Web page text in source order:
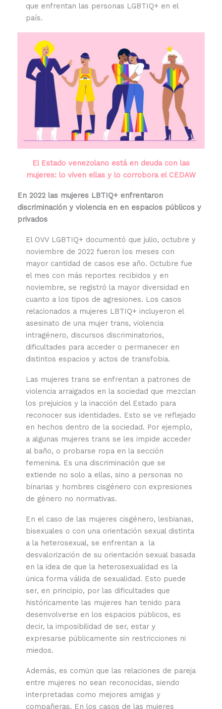
que enfrentan las personas LGBTIQ+ en el
país.
El Estado venezolano está en deuda con las
mujeres: lo viven ellas y lo corrobora el CEDAW
En 2022 las mujeres LBTIQ+ enfrentaron
discriminación y violencia en en espacios públicos y
privados
El OVV LGBTIQ+ documentó que julio, octubre y
noviembre de 2022 fueron los meses con
mayor cantidad de casos ese año. Octubre fue
el mes con más reportes recibidos y en
noviembre, se registró la mayor diversidad en
cuanto a los tipos de agresiones. Los casos
relacionados a mujeres LBTIQ+ incluyeron el
asesinato de una mujer trans, violencia
intragénero, discursos discriminatorios,
dificultades para acceder o permanecer en
distintos espacios y actos de transfobia.
Las mujeres trans se enfrentan a patrones de
violencia arraigados en la sociedad que mezclan
los prejuicios y la inacción del Estado para
reconocer sus identidades. Esto se ve reflejado
en hechos dentro de la sociedad. Por ejemplo,
a algunas mujeres trans se les impide acceder
al baño, o probarse ropa en la sección
femenina. Es una discriminación que se
extiende no solo a ellas, sino a personas no
binarias y hombres cisgénero con expresiones
de género no normativas.
En el caso de las mujeres cisgénero, lesbianas,
bisexuales o con una orientación sexual distinta
a la heterosexual, se enfrentan a la
desvalorización de su orientación sexual basada
en la idea de que la heterosexualidad es la
única forma válida de sexualidad. Esto puede
ser, en principio, por las dificultades que
históricamente las mujeres han tenido para
desenvolverse en los espacios públicos, es
decir, la imposibilidad de ser, estar y
expresarse públicamente sin restricciones ni
miedos.
Además, es común que las relaciones de pareja
entre mujeres no sean reconocidas, siendo
interpretadas como mejores amigas y
compañeras. En los casos de las mujeres